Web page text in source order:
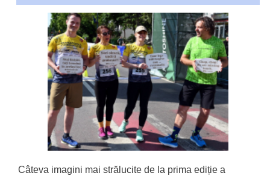
Câteva imagini mai strălucite de la prima ediție a